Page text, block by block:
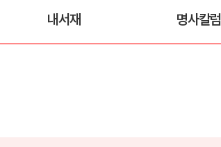
내서재 명사칼럼